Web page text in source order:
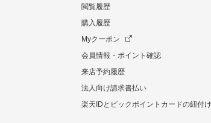
閲覧履歴
購入履歴
Myクーポン
会員情報・ポイント確認
来店予約履歴
法人向け請求書払い
楽天IDとビックポイントカードの紐付け